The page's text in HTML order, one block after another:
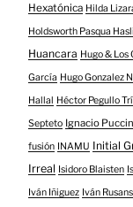
Hexatónica Hilda
Holdsworth Pasqua
Huancara Hugo & Los
García Hugo Gonzalez
Hallal Héctor Pegullo
Septeto Ignacio
fusión INAMU Initial
Irreal Isidoro Blaisten
Iván Iñiguez Iván